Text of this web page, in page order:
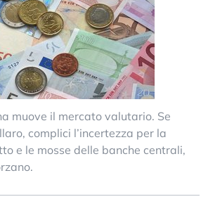
muove il mercato valutario. Se
complici l’incertezza per la
e le mosse delle banche centrali,